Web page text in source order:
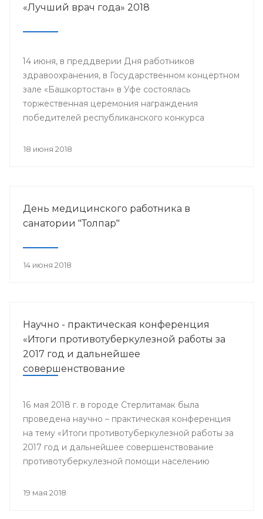
«Лучший врач года» 2018
14 июня, в преддверии Дня работников
здравоохранения, в Государственном концертном
зале «Башкортостан» в Уфе состоялась
торжественная церемония награждения
победителей республиканского конкурса
мероприятие, посвященное Дню медицинского
18 июня 2018
День медицинского работника в
санатории "Толпар"
14 июня 2018
Научно - практическая конференция
«Итоги противотуберкулезной работы за
2017 год и дальнейшее
совершенствование
16 мая 2018 г. в городе Стерлитамак была
проведена научно – практическая конференция
на тему «Итоги противотуберкулезной работы за
2017 год и дальнейшее совершенствование
противотуберкулезной помощи населению
19 мая 2018